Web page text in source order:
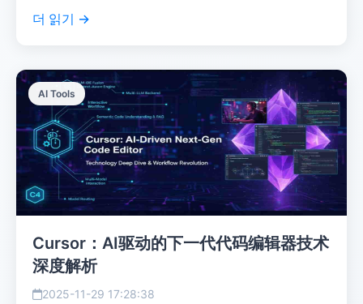
더 읽기 →
AI Tools
Cursor：AI驱动的下一代代码编辑器技术
深度解析
2025-11-29 17:28:38